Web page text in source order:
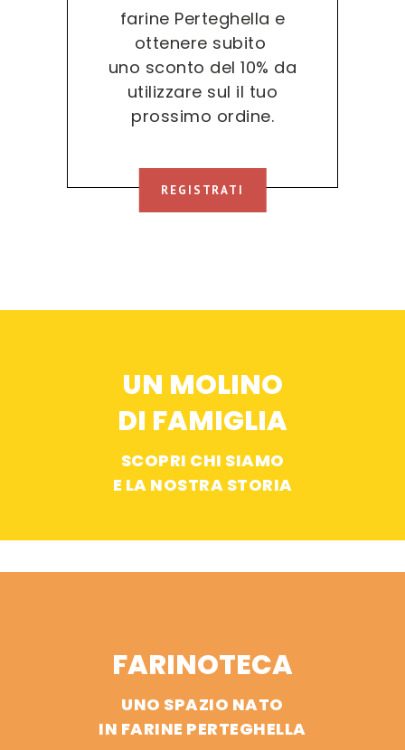
farine Perteghella e
ottenere subito
uno sconto del 10% da
utilizzare sul il tuo
prossimo ordine.
REGISTRATI
UN MOLINO
DI FAMIGLIA
SCOPRI CHI SIAMO
E LA NOSTRA STORIA
FARINOTECA
UNO SPAZIO NATO
IN FARINE PERTEGHELLA